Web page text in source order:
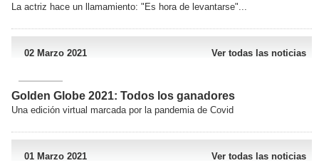
La actriz hace un llamamiento: "Es hora de levantarse"...
02 Marzo 2021 Ver todas las noticias
Golden Globe 2021: Todos los ganadores
Una edición virtual marcada por la pandemia de Covid
01 Marzo 2021 Ver todas las noticias